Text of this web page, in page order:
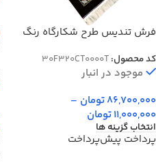
فرش تندیس طرح شکارگاه رنگ
کد محصول:30F320CT0000T
موجود در انبار
86,700,000تومان –
11,000,000تومان
انتخاب گزینه ها
پرداخت پیش‌پرداخت